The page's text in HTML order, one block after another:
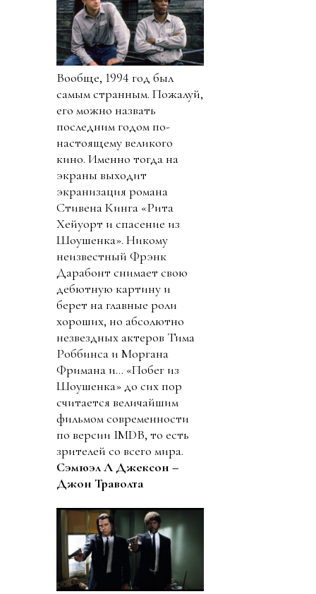
Вообще, 1994 год был
самым странным. Пожалуй,
его можно назвать
последним годом по-
настоящему великого
кино. Именно тогда на
экраны выходит
экранизация романа
Стивена Кинга «Рита
Хейуорт и спасение из
Шоушенка». Никому
неизвестный Фрэнк
Дарабонт снимает свою
дебютную картину и
берет на главные роли
хороших, но абсолютно
незвездных актеров Тима
Роббинса и Моргана
Фримана и… «Побег из
Шоушенка» до сих пор
считается величайшим
фильмом современности
по версии IMDB, то есть
зрителей со всего мира.
Сэмюэл Л Джексон –
Джон Траволта